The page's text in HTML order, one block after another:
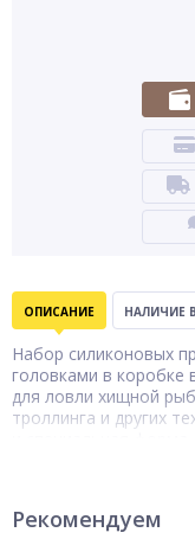
ОПИСАНИЕ НАЛИЧИЕ
Набор силиконовых
головками в коробке
для ловли хищной
троллинга и других
жесткий кейс-
Рекомендуем